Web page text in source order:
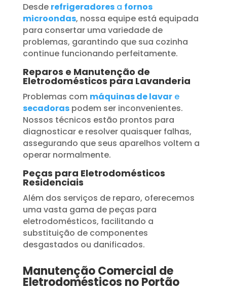
Desde refrigeradoresa fornos
microondas, nossa equipe está equipada
para consertar uma variedade de
problemas, garantindo que sua cozinha
continue funcionando perfeitamente.
Reparos e Manutenção de
Eletrodomésticos para Lavanderia
Problemas com máquinas de lavare
secadoraspodem ser inconvenientes.
Nossos técnicos estão prontos para
diagnosticar e resolver quaisquer falhas,
assegurando que seus aparelhos voltem a
operar normalmente.
Peças para Eletrodomésticos
Residenciais
Além dos serviços de reparo, oferecemos
uma vasta gama de peças para
eletrodomésticos, facilitando a
substituição de componentes
desgastados ou danificados.
Manutenção Comercial de
Eletrodomésticos no Portão